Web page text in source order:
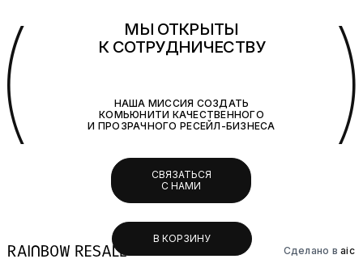
В КОРЗИНУ
МЫ ОТКРЫТЫ
К СОТРУДНИЧЕСТВУ
НАША МИССИЯ СОЗДАТЬ
КОМЬЮНИТИ КАЧЕСТВЕННОГО
И ПРОЗРАЧНОГО РЕСЕЙЛ-БИЗНЕСА
СВЯЗАТЬСЯ
С НАМИ
Сделано вaic